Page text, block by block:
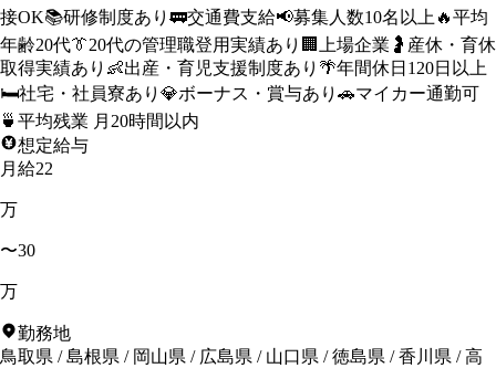
接OK📚研修制度あり 🚃交通費支給📢募集人数10名以上 🔥平均
年齢20代👔20代の管理職登用実績あり 🏢 上場企業 🤰 産休・育休
取得実績あり 👶出産・育児支援制度あり 🌴年間休日120日以上
🛏️社宅・社員寮あり 💎ボーナス・賞与あり 🚗マイカー通勤可
🍵 平均残業 月20時間以内
想定給与
月給22
万
〜30
万
勤務地
鳥取県 /島根県 / 岡山県 / 広島県 / 山口県 /徳島県 /香川県 /高